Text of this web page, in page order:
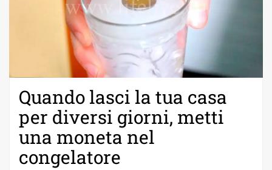
Quando lasci la tua casa
per diversi giorni, metti
una moneta nel
congelatore